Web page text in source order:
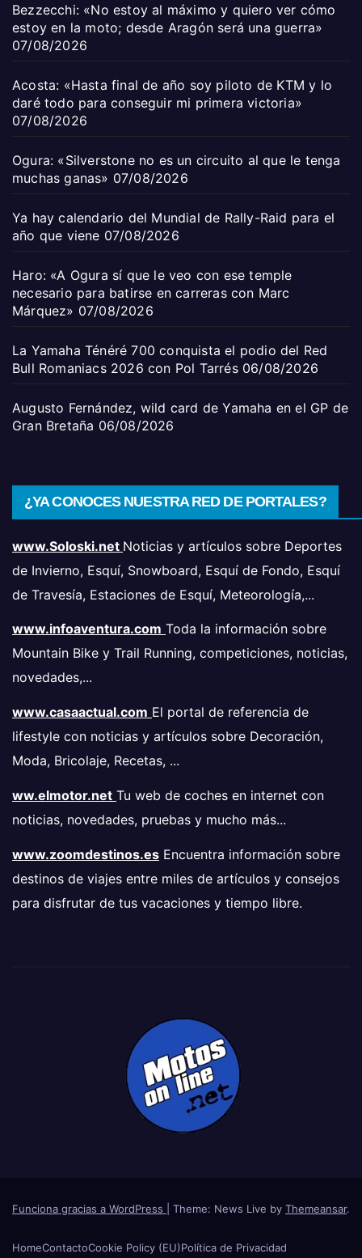
Bezzecchi: «No estoy al máximo y quiero ver cómo
estoy en la moto; desde Aragón será una guerra»
07/08/2026
Acosta: «Hasta final de año soy piloto de KTM y lo
daré todo para conseguir mi primera victoria»
07/08/2026
Ogura: «Silverstone no es un circuito al que le tenga
muchas ganas» 07/08/2026
Ya hay calendario del Mundial de Rally-Raid para el
año que viene 07/08/2026
Haro: «A Ogura sí que le veo con ese temple
necesario para batirse en carreras con Marc
Márquez» 07/08/2026
La Yamaha Ténéré 700 conquista el podio del Red
Bull Romaniacs 2026 con Pol Tarrés 06/08/2026
Augusto Fernández, wild card de Yamaha en el GP de
Gran Bretaña 06/08/2026
¿YA CONOCES NUESTRA RED DE PORTALES?
www.Soloski.net Noticias y artículos sobre Deportes
de Invierno, Esquí, Snowboard, Esquí de Fondo, Esquí
de Travesía, Estaciones de Esquí, Meteorología,...
www.infoaventura.com Toda la información sobre
Mountain Bike y Trail Running, competiciones, noticias,
novedades,...
www.casaactual.com El portal de referencia de
lifestyle con noticias y artículos sobre Decoración,
Moda, Bricolaje, Recetas, ...
ww.elmotor.net Tu web de coches en internet con
noticias, novedades, pruebas y mucho más...
www.zoomdestinos.es Encuentra información sobre
destinos de viajes entre miles de artículos y consejos
para disfrutar de tus vacaciones y tiempo libre.
Funciona gracias a WordPress Theme: News Live by Themeansar.
HomeContactoCookie Policy (EU)Política de Privacidad